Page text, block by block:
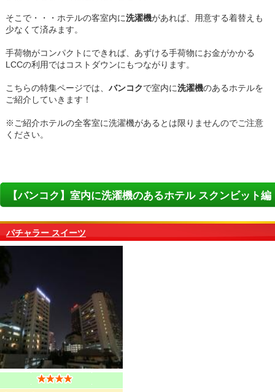
そこで・・・ホテルの客室内に洗濯機があれば、用意する着替えも
少なくて済みます。
手荷物がコンパクトにできれば、あずける手荷物にお金がかかる
LCCの利用ではコストダウンにもつながります。
こちらの特集ページでは、 バンコクで室内に洗濯機のあるホテルを
ご紹介していきます！
※ご紹介ホテルの全客室に洗濯機があるとは限りませんのでご注意
ください。
【バンコク】室内に洗濯機のあるホテル スクンビット編
パチャラー スイーツ